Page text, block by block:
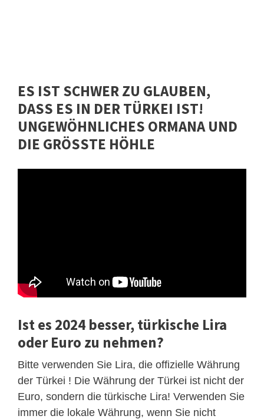
ES IST SCHWER ZU GLAUBEN,
DASS ES IN DER TÜRKEI IST!
UNGEWÖHNLICHES ORMANA UND
DIE GRÖSSTE HÖHLE
Ist es 2024 besser, türkische Lira
oder Euro zu nehmen?
Bitte verwenden Sie Lira, die offizielle Währung
der Türkei ! Die Währung der Türkei ist nicht der
Euro, sondern die türkische Lira! Verwenden Sie
immer die lokale Währung, wenn Sie nicht